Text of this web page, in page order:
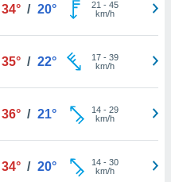
34° / 20° 21 - 45
km/h
35° / 22° 17- 39
km/h
36° / 21° 14- 29
km/h
34° / 20° 14- 30
km/h